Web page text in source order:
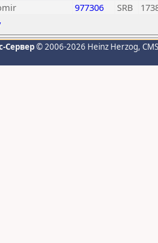
977306 SRB
Сервер© 2006-2026 Heinz Herzog,